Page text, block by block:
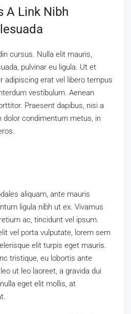
A Link Nibh
cursus. Nulla elit mauris,
pulvinar eu ligula. Ut et
adipiscing erat vel libero tempus
vestibulum. Aenean
Praesent dapibus, nisi a
dolor condimentum metus, in
aliquam, ante mauris
ligula nibh ut ex. Vivamus
ac, tincidunt vel ipsum.
vel porta vulputate, lorem sem
elit turpis eget mauris.
tristique, eu lobortis ante
ut leo laoreet, a gravida dui
eget elit mollis, at